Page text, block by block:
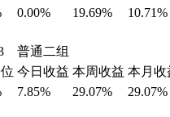
0.00% 19.69% 10.71%
普通二组
今日收益 本周收益 本月收
7.85% 29.07% 29.07%